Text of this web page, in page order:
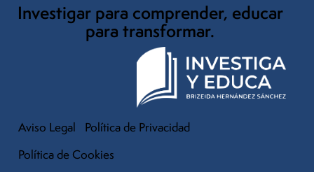
Investigar para comprender, educar
para transformar.
Aviso Legal
Política de Privacidad
Política de Cookies